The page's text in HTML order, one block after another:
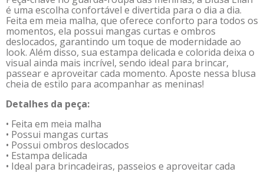
é uma escolha confortável e divertida para o dia a dia.
Feita em meia malha, que oferece conforto para todos os
momentos, ela possui mangas curtas e ombros
deslocados, garantindo um toque de modernidade ao
look. Além disso, sua estampa delicada e colorida deixa o
visual ainda mais incrível, sendo ideal para brincar,
passear e aproveitar cada momento. Aposte nessa blusa
cheia de estilo para acompanhar as meninas!
Detalhes da peça:
• Feita em meia malha
• Possui mangas curtas
• Possui ombros deslocados
• Estampa delicada
• Ideal para brincadeiras, passeios e aproveitar cada